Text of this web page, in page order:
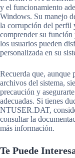
y el funcionamiento
Windows. Su manejo
la corrupción del perfil
comprender su
los usuarios pueden
personalizada en su
Recuerda que, aunque
archivos del sistema,
precaución y
adecuadas. Si tienes
NTUSER.DAT,
consultar la
más información.
Te Puede